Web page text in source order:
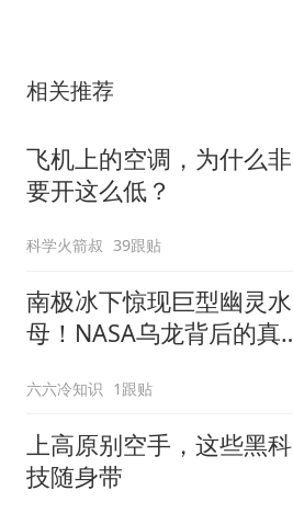
相关推荐
飞机上的空调，为什么非
要开这么低？
科学火箭叔 39跟贴
南极冰下惊现巨型幽灵水
母！NASA乌龙背后的真
六六冷知识 1跟贴
上高原别空手，这些黑科
技随身带